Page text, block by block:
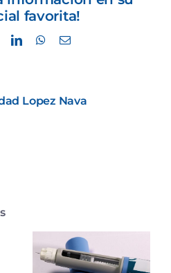
favorita!
LinkedInWhatsApp
Correo
Lopez Nava